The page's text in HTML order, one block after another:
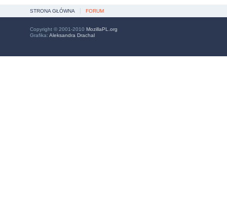
STRONA GŁÓWNA FORUM
Copyright © 2001-2010 MozillaPL.org
Grafika: Aleksandra Drachal